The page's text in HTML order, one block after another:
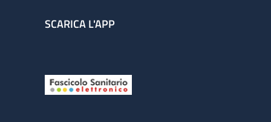
SCARICA L'APP